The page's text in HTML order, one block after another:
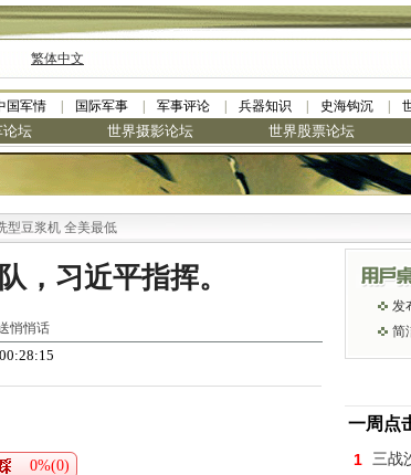
繁体中文
国军情 国际军事 军事评论 兵器知识 史海钩沉
论坛 世界摄影论坛 世界股票论坛
浆机 全美最低
，习近平指挥。
悄悄话
0%(0)
发
简
一周点
1 三战